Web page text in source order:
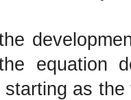
equation
as